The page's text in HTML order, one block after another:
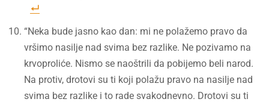
“Neka bude jasno kao dan: mi ne polažemo pravo da
vršimo nasilje nad svima bez razlike. Ne pozivamo na
krvoproliće. Nismo se naoštrili da pobijemo beli narod.
Na protiv, drotovi su ti koji polažu pravo na nasilje nad
svima bez razlike i to rade svakodnevno. Drotovi su ti